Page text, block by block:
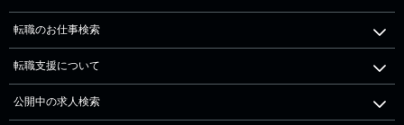
転職のお仕事検索
転職支援について
公開中の求人検索